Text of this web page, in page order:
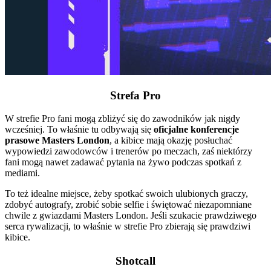
Strefa Pro
W strefie Pro fani mogą zbliżyć się do zawodników jak nigdy
wcześniej. To właśnie tu odbywają się oficjalne konferencje
prasowe Masters London, a kibice mają okazję posłuchać
wypowiedzi zawodowców i trenerów po meczach, zaś niektórzy
fani mogą nawet zadawać pytania na żywo podczas spotkań z
mediami.
To też idealne miejsce, żeby spotkać swoich ulubionych graczy,
zdobyć autografy, zrobić sobie selfie i świętować niezapomniane
chwile z gwiazdami Masters London. Jeśli szukacie prawdziwego
serca rywalizacji, to właśnie w strefie Pro zbierają się prawdziwi
kibice.
Shotcall